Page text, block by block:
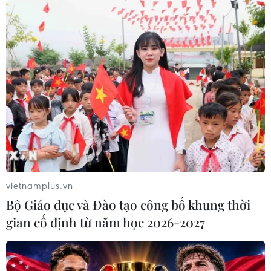
Anh công bố kết quả điều tra ban
đầu vụ đâm dao ở trung tâm London
06/08/2026 06:00
Ba Lan thảo luận việc thành lập căn
cứ quân sự thường trực với Mỹ
06/08/2026 00:06
Liên hợp quốc: Xung đột Ukraine trải
qua tháng đẫm máu nhất
05/08/2026 23:47
Đức điều tra vụ UAV gắn thuốc nổ
vietnamplus.vn
Bộ Giáo dục và Đào tạo công bố khung thời
gian cố định từ năm học 2026-2027